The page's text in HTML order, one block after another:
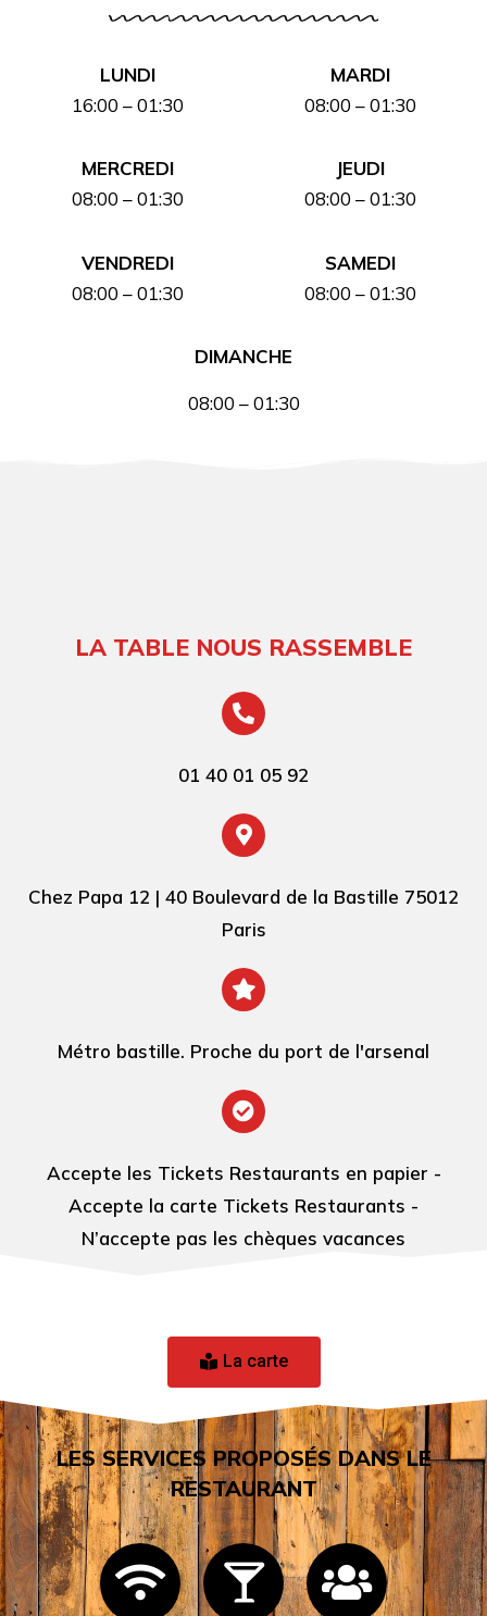
LUNDI
16:00 – 01:30
MARDI
08:00 – 01:30
MERCREDI
08:00 – 01:30
JEUDI
08:00 – 01:30
VENDREDI
08:00 – 01:30
SAMEDI
08:00 – 01:30
DIMANCHE
08:00 – 01:30
LA TABLE NOUS RASSEMBLE
01 40 01 05 92
Chez Papa 12 | 40 Boulevard de la Bastille 75012
Paris
Métro bastille. Proche du port de l'arsenal
Accepte les Tickets Restaurants en papier -
Accepte la carte Tickets Restaurants -
N’accepte pas les chèques vacances
La carte
LES SERVICES PROPOSÉS DANS LE
RESTAURANT